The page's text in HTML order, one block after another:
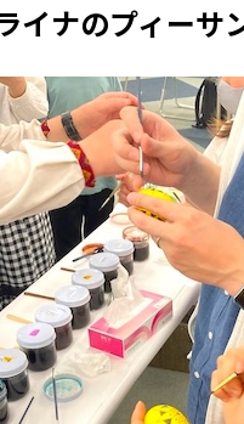
イナのプィーサ